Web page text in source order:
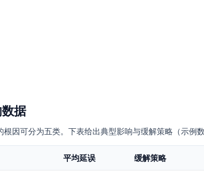
据
因可分为五类。下表给出典型影响与缓解策略（示例
平均延误 缓解策略